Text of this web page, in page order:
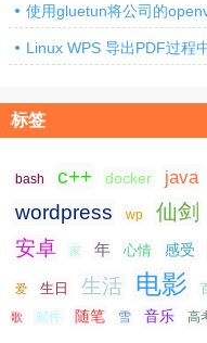
使用gluetun将公司的
Linux WPS 导出PDF过程
标签
bash c++ docker java
wordpress wp 仙剑
安卓 家 年 心情 感受
爱 生日 生活 电影
歌 邮件 随笔 雪 音乐 高